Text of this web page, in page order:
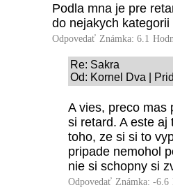
Podla mna je pre
do nejakych
Odpovedať Známka: 6.1
Re: Sakra
Od: Kornel Dva |
A vies, preco mas
si retard. A este aj
toho, ze si si to
pripade nemohol
nie si schopny si
Odpovedať Známka: -6.6